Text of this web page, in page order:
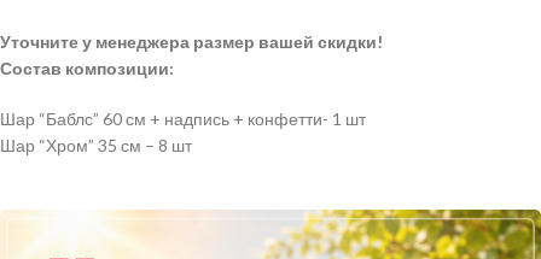
Уточните у менеджера размер вашей скидки!
Состав композиции:
Шар “Баблс” 60 см + надпись + конфетти- 1 шт
Шар “Хром” 35 см – 8 шт